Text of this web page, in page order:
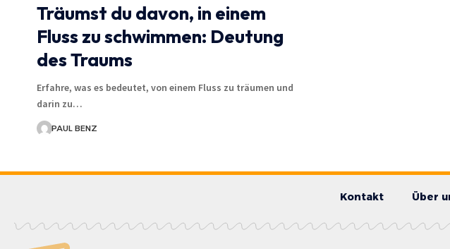
Träumst du davon, in einem
Fluss zu schwimmen: Deutung
des Traums
Erfahre, was es bedeutet, von einem Fluss zu träumen und
darin zu…
PAUL BENZ
Kontakt Über